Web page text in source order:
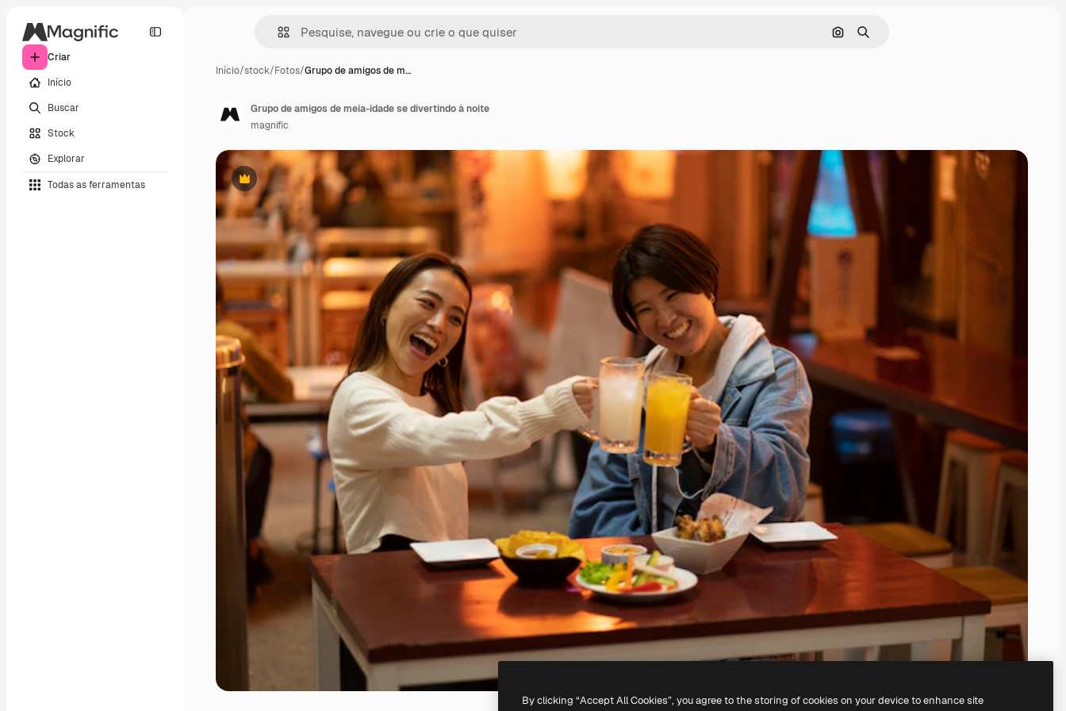
Criar
Início
Buscar
Stock
Explorar
Todas as ferramentas
Pesquisar por imagem
Buscar
Início/stock/Fotos/Grupo de amigos de m…
Premium
Grupo de amigos de meia-idade se divertindo à noite
magnific
By clicking “Accept All Cookies”, you agree to the storing of cookies on your device to enhance site